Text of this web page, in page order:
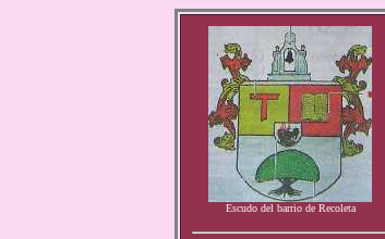
Escudo del barrio de Recoleta